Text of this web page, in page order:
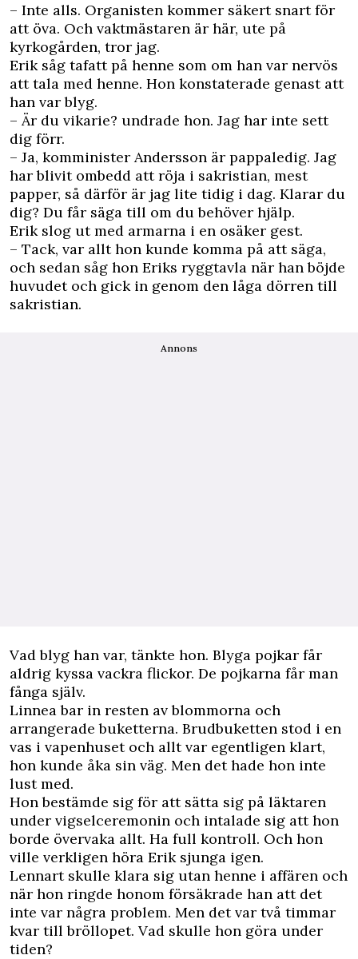
– Inte alls. Organisten kommer säkert snart för
att öva. Och vaktmästaren är här, ute på
kyrkogården, tror jag.
Erik såg tafatt på henne som om han var nervös
att tala med henne. Hon konstaterade genast att
han var blyg.
– Är du vikarie? undrade hon. Jag har inte sett
dig förr.
– Ja, komminister Andersson är pappaledig. Jag
har blivit ombedd att röja i sakristian, mest
papper, så därför är jag lite tidig i dag. Klarar du
dig? Du får säga till om du behöver hjälp.
Erik slog ut med armarna i en osäker gest.
– Tack, var allt hon kunde komma på att säga,
och sedan såg hon Eriks ryggtavla när han böjde
huvudet och gick in genom den låga dörren till
sakristian.
Annons
Vad blyg han var, tänkte hon. Blyga pojkar får
aldrig kyssa vackra flickor. De pojkarna får man
fånga själv.
Linnea bar in resten av blommorna och
arrangerade buketterna. Brudbuketten stod i en
vas i vapenhuset och allt var egentligen klart,
hon kunde åka sin väg. Men det hade hon inte
lust med.
Hon bestämde sig för att sätta sig på läktaren
under vigselceremonin och intalade sig att hon
borde övervaka allt. Ha full kontroll. Och hon
ville verkligen höra Erik sjunga igen.
Lennart skulle klara sig utan henne i affären och
när hon ringde honom försäkrade han att det
inte var några problem. Men det var två timmar
kvar till bröllopet. Vad skulle hon göra under
tiden?